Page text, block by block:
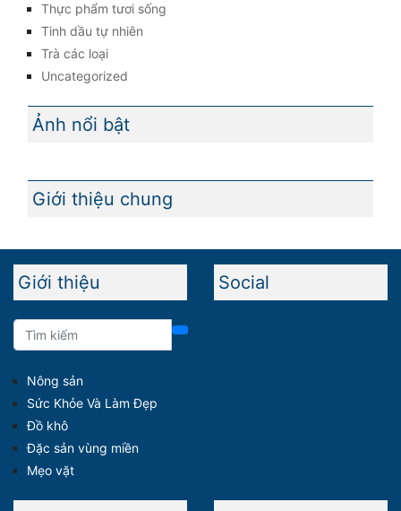
Thực phẩm tươi sống
Tinh dầu tự nhiên
Trà các loại
Uncategorized
Ảnh nổi bật
Giới thiệu chung
Giới thiệu
Nông sản
Sức Khỏe Và Làm Đẹp
Đồ khô
Đặc sản vùng miền
Mẹo vặt
Social